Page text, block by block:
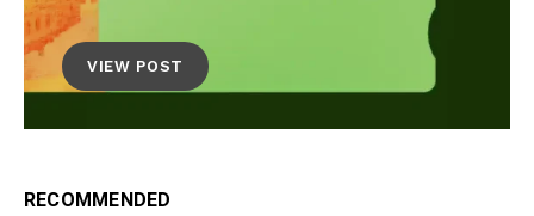
VIEW POST
RECOMMENDED